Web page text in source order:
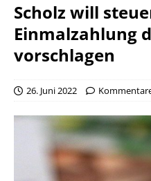
Scholz will
Einmalzahlung
vorschlagen
26. Juni 2022